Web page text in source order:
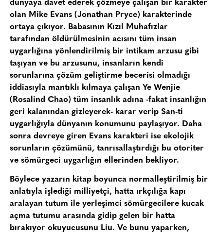
dünyaya davet ederek çözmeye çalışan bir karakter
olan Mike Evans (Jonathan Pryce) karakterinde
ortaya çıkıyor. Babasının Kızıl Muhafızlar
tarafından öldürülmesinin acısını tüm insan
uygarlığına yönlendirilmiş bir intikam arzusu gibi
taşıyan ve bu arzusunu, insanların kendi
sorunlarına çözüm geliştirme becerisi olmadığı
iddiasıyla mantıklı kılmaya çalışan Ye Wenjie
(Rosalind Chao) tüm insanlık adına -fakat insanlığın
geri kalanından gizleyerek- karar verip San-ti
uygarlığıyla dünyanın konumunu paylaşıyor. Daha
sonra devreye giren Evans karakteri ise ekolojik
sorunların çözümünü, tanrısallaştırdığı bu otoriter
ve sömürgeci uygarlığın ellerinden bekliyor.
Böylece yazarın kitap boyunca normalleştirilmiş bir
anlatıyla işlediği milliyetçi, hatta ırkçılığa kapı
aralayan tutum ile yerleşimci sömürgecilere kucak
açma tutumu arasında gidip gelen bir hatta
bırakıyor okuyucusunu Liu. Ve bunu yaparken,